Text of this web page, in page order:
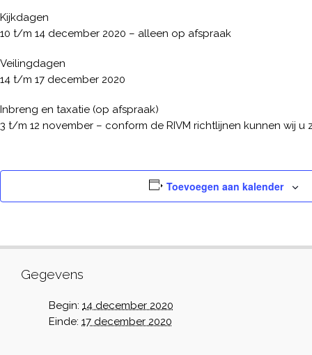
Kijkdagen
10 t/m 14 december 2020 – alleen op afspraak
Veilingdagen
14 t/m 17 december 2020
Inbreng en taxatie (op afspraak)
3 t/m 12 november – conform de RIVM richtlijnen kunnen wij
Toevoegen aan kalender
Gegevens
Begin: 14 december 2020
Einde: 17 december 2020